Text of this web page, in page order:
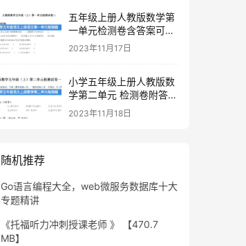
五年级上册人教版数学第
一单元检测卷含答案可下
载打印
2023年11月17日
小学五年级上册人教版数
学第二单元 检测卷附答案
下载
2023年11月18日
随机推荐
Go语言编程大全，web微服务数据库十大
专题精讲
《托福听力冲刺授课老师 》 【470.7
MB】